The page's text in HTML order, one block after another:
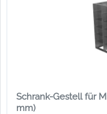
Schrank-Gestell für
mm)